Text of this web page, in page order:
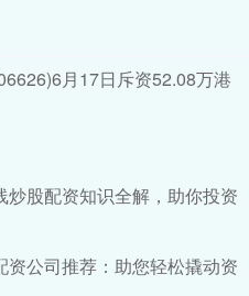
月17日斥资52.08万港
股配资知识全解，助你投资
公司推荐：助您轻松撬动资